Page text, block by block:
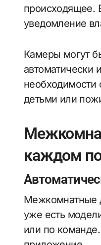
происходящее.
уведомление
Камеры могут
автоматически
необходимости
детьми или
каждом
Межкомнатные
уже есть
или по